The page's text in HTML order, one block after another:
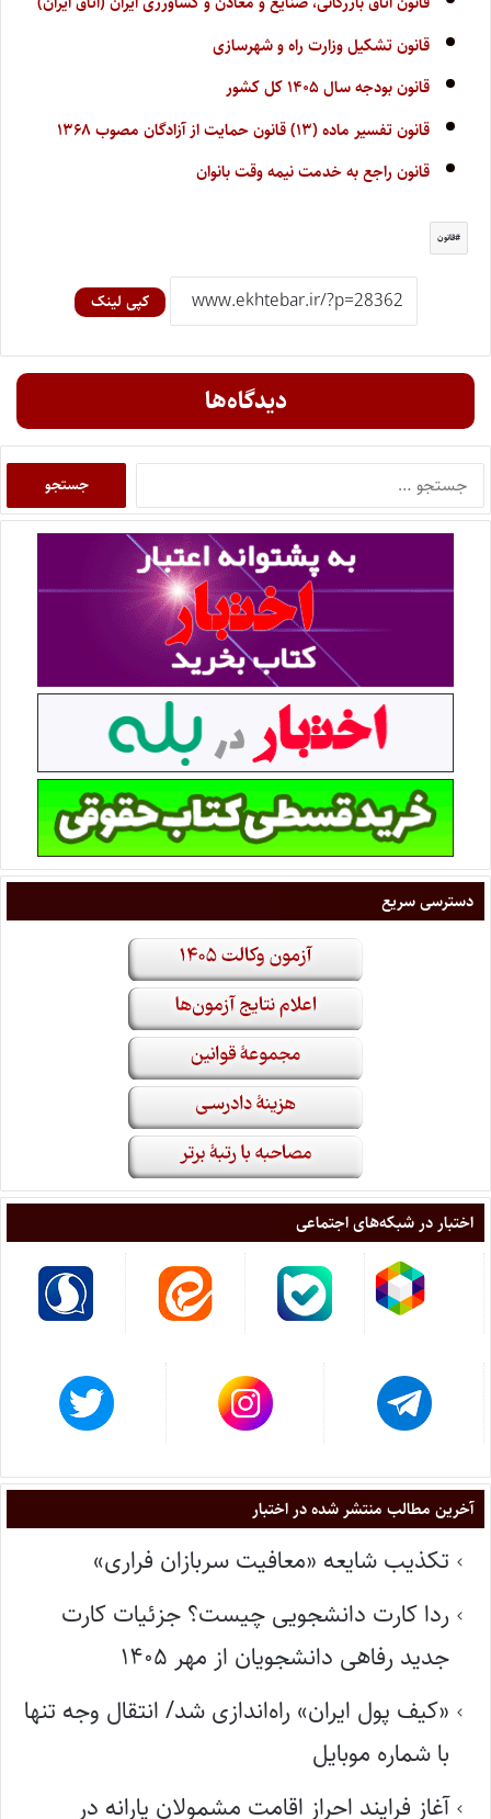
قانون تشکیل وزارت راه و شهرسازی
قانون بودجه سال ۱۴۰۵ کل کشور
قانون تفسیر ماده (۱۳) قانون حمایت از آزادگان مصوب ۱۳۶۸
قانون راجع به خدمت نیمه وقت بانوان
قانون
کپی لینک
دیدگاه‌ها
دسترسی سریع
اختبار در شبکه‌های اجتماعی
آخرین مطالب منتشر شده در اختبار
تکذیب شایعه «معافیت سربازان فراری»
ردا کارت دانشجویی چیست؟ جزئیات کارت
جدید رفاهی دانشجویان از مهر ۱۴۰۵
«کیف پول ایران» راه‌اندازی شد/ انتقال وجه تنها
با شماره موبایل
آغاز فرایند احراز اقامت مشمولان یارانه در